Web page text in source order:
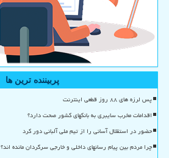
پربیننده ترین ها
پس لرزه های ۸۸ روز قطعی اینترنت
اقدامات مخرب سایبری به بانکهای کشور صحت دارد؟
حضور در استقلال آسانی را از تیم ملی آلبانی دور کرد
چرا مردم بین پیام رسانهای داخلی و خارجی سرگردان مانده اند؟